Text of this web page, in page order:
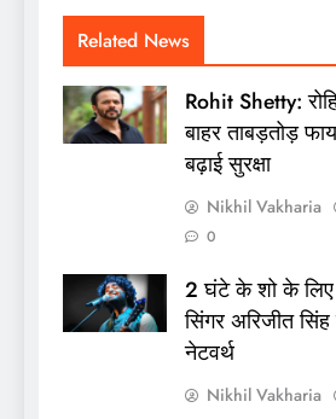
Related News
Rohit Shetty:
बाहर ताबड़तोड़
बढ़ाई सुरक्षा
Nikhil Vakharia
0
2 घंटे के शो के लिए
सिंगर अरिजीत
नेटवर्थ
Nikhil Vakharia